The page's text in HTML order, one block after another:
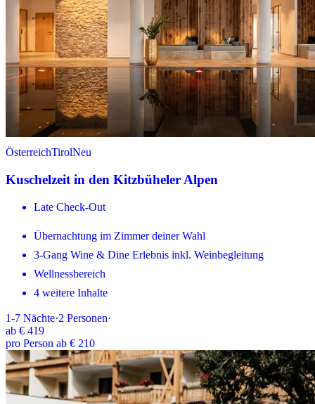
ÖsterreichTirolNeu
Kuschelzeit in den Kitzbüheler Alpen
Late Check-Out
Übernachtung im Zimmer deiner Wahl
3-Gang Wine & Dine Erlebnis inkl. Weinbegleitung
Wellnessbereich
4 weitere Inhalte
1-7 Nächte·2 Personen·
ab € 419
pro Person ab € 210